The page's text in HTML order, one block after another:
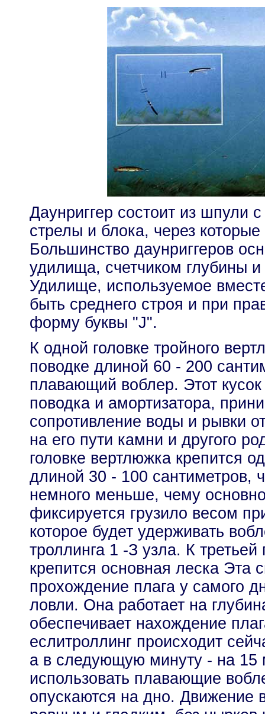
Даунриггер состоит из шпули
стрелы и блока, через
Большинство даунриггеров
удилища, счетчиком глубины
Удилище, используемое
быть среднего строя и при
форму буквы "J".
К одной головке тройного
поводке длиной 60 - 200
плавающий воблер. Этот
поводка и амортизатора,
сопротивление воды и рывки
на его пути камни и другого
головке вертлюжка крепится
длиной 30 - 100 сантиметров,
немного меньше, чему
фиксируется грузило весом
которое будет удерживать
троллинга 1 -З узла. К третьей
крепится основная леска Эта
прохождение плага у самого
ловли. Она работает на
обеспечивает нахождение
еслитроллинг происходит
а в следующую минуту - на 15
использовать плавающие
опускаются на дно. Движение